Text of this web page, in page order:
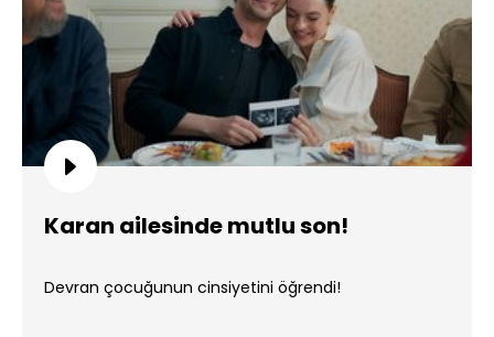
Karan ailesinde mutlu son!
Devran çocuğunun cinsiyetini öğrendi!